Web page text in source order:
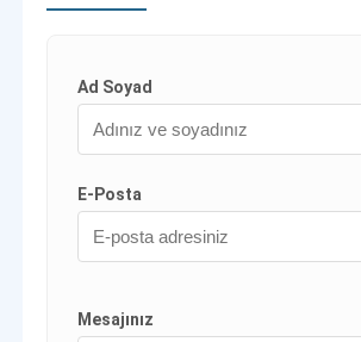
Ad Soyad
E-Posta
Mesajınız